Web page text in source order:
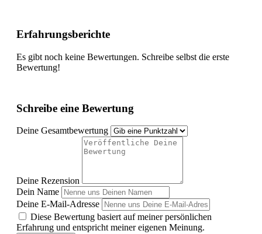
Erfahrungsberichte
Es gibt noch keine Bewertungen. Schreibe selbst die erste
Bewertung!
Schreibe eine Bewertung
Deine Gesamtbewertung
Deine Rezension
Dein Name
Deine E-Mail-Adresse
Diese Bewertung basiert auf meiner persönlichen
Erfahrung und entspricht meiner eigenen Meinung.